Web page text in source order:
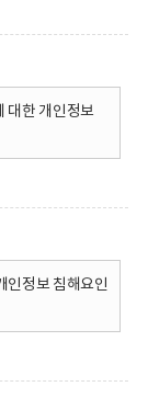
대한 개인정보
인정보 침해요인